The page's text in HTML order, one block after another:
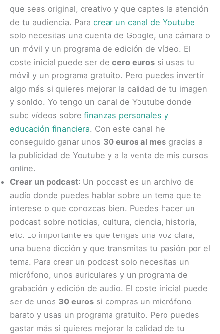
que seas original, creativo y que captes la atención
de tu audiencia. Para crear un canal de Youtube
solo necesitas una cuenta de Google, una cámara o
un móvil y un programa de edición de vídeo. El
coste inicial puede ser de cero euros si usas tu
móvil y un programa gratuito. Pero puedes invertir
algo más si quieres mejorar la calidad de tu imagen
y sonido. Yo tengo un canal de Youtube donde
subo vídeos sobre finanzas personales y
educación financiera. Con este canal he
conseguido ganar unos 30 euros al mes gracias a
la publicidad de Youtube y a la venta de mis cursos
online.
Crear un podcast: Un podcast es un archivo de
audio donde puedes hablar sobre un tema que te
interese o que conozcas bien. Puedes hacer un
podcast sobre noticias, cultura, ciencia, historia,
etc. Lo importante es que tengas una voz clara,
una buena dicción y que transmitas tu pasión por el
tema. Para crear un podcast solo necesitas un
micrófono, unos auriculares y un programa de
grabación y edición de audio. El coste inicial puede
ser de unos 30 euros si compras un micrófono
barato y usas un programa gratuito. Pero puedes
gastar más si quieres mejorar la calidad de tu